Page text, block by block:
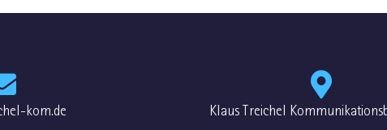
kom.de Klaus Treichel